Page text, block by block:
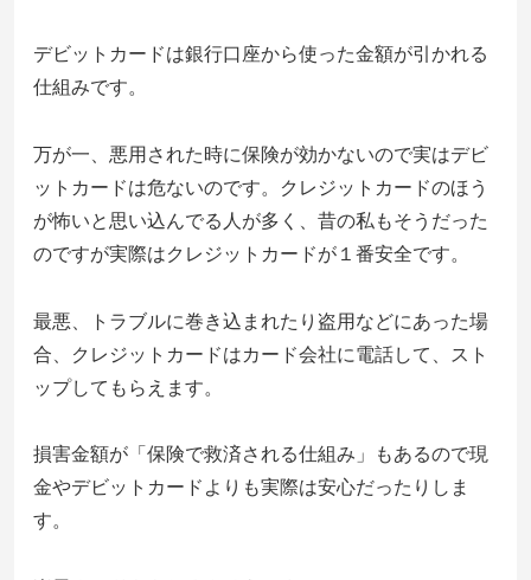
デビットカードは銀行口座から使った金額が引かれる
仕組みです。
万が一、悪用された時に保険が効かないので実はデビ
ットカードは危ないのです。クレジットカードのほう
が怖いと思い込んでる人が多く、昔の私もそうだった
のですが実際はクレジットカードが１番安全です。
最悪、トラブルに巻き込まれたり盗用などにあった場
合、クレジットカードはカード会社に電話して、スト
ップしてもらえます。
損害金額が「保険で救済される仕組み」もあるので現
金やデビットカードよりも実際は安心だったりしま
す。